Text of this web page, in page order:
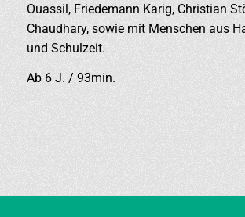
Ouassil, Friedemann Karig, Christian
Chaudhary, sowie mit Menschen aus
und Schulzeit.
Ab 6 J. / 93min.